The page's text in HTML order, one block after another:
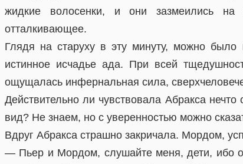
жидкие волосенки, и они зазмеились
отталкивающее.
Глядя на старуху в эту минуту, можно
истинное исчадье ада. При всей
ощущалась инфернальная сила,
Действительно ли чувствовала Абракса
вид? Не знаем, но с уверенностью можно
Вдруг Абракса страшно закричала. Мордом,
— Пьер и Мордом, слушайте меня, дети, ибо